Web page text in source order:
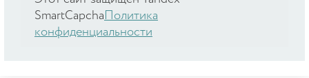
SmartCapcha Политика
конфиденциальности